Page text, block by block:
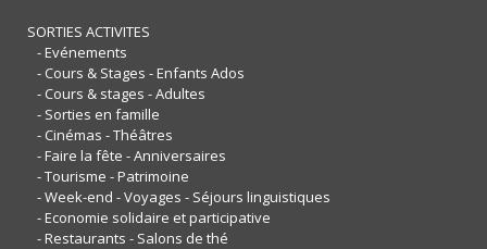
SORTIES ACTIVITES
- Evénements
- Cours & Stages - Enfants Ados
- Cours & stages - Adultes
- Sorties en famille
- Cinémas - Théâtres
- Faire la fête - Anniversaires
- Tourisme - Patrimoine
- Week-end - Voyages - Séjours linguistiques
- Economie solidaire et participative
- Restaurants - Salons de thé